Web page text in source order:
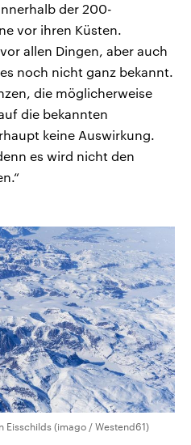
der 200-
vor ihren Küsten.
allen Dingen, aber auch
noch nicht ganz bekannt.
die möglicherweise
die bekannten
keine Auswirkung.
es wird nicht den
Eisschilds (imago / Westend61)